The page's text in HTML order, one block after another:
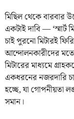
মিছিল থেকে বারবার
একটাই দাবি — ‘স্মার্ট
চাই পুরনো মিটারই
আন্দোলনকারীদের মতে,
মিটারের মাধ্যমে
একধরনের নজরদারি
হচ্ছে, যা গোপনীয়তা
সমান।